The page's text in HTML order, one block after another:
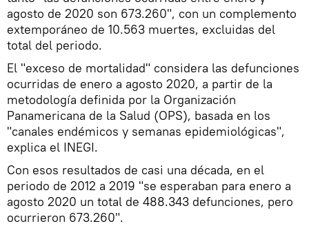
agosto de 2020 son 673.260", con un complemento
extemporáneo de 10.563 muertes, excluidas del
total del periodo.
El "exceso de mortalidad" considera las defunciones
ocurridas de enero a agosto 2020, a partir de la
metodología definida por la Organización
Panamericana de la Salud (OPS), basada en los
"canales endémicos y semanas epidemiológicas",
explica el INEGI.
Con esos resultados de casi una década, en el
periodo de 2012 a 2019 "se esperaban para enero a
agosto 2020 un total de 488.343 defunciones, pero
ocurrieron 673.260".